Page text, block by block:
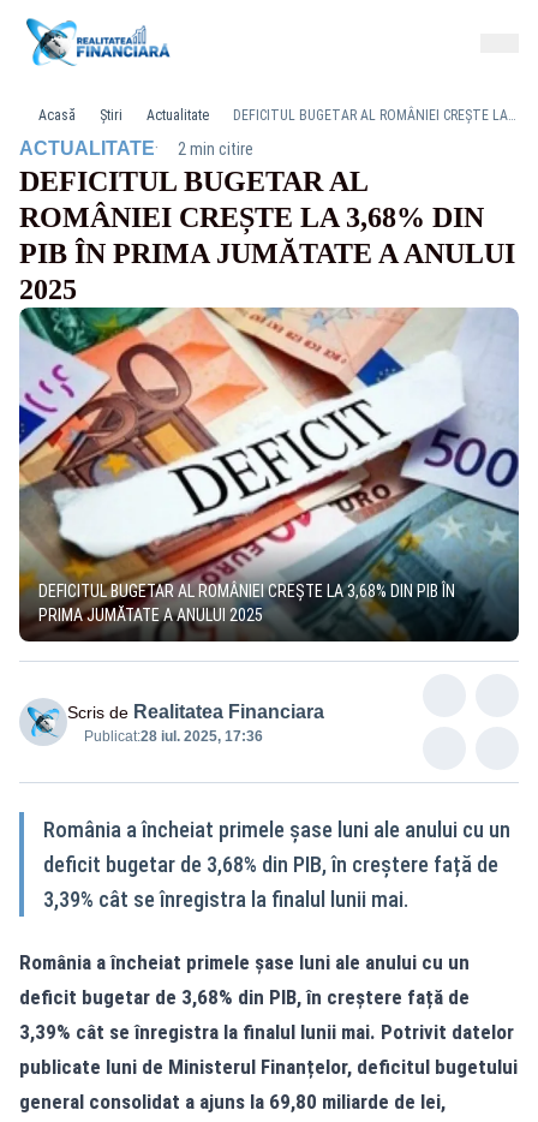
Acasă Știri Actualitate DEFICITUL BUGETAR AL ROMÂNIEI CREȘTE LA 3,68% DIN PIB ÎN PRIMA JUMĂTATE A ANULUI 2025
ACTUALITATE· 2 min citire
DEFICITUL BUGETAR AL
ROMÂNIEI CREȘTE LA 3,68% DIN
PIB ÎN PRIMA JUMĂTATE A ANULUI
2025
DEFICITUL BUGETAR AL ROMÂNIEI CREȘTE LA 3,68% DIN PIB ÎN
PRIMA JUMĂTATE A ANULUI 2025
Scris de Realitatea Financiara
Publicat:28 iul. 2025, 17:36
România a încheiat primele șase luni ale anului cu un
deficit bugetar de 3,68% din PIB, în creștere față de
3,39% cât se înregistra la finalul lunii mai.
România a încheiat primele șase luni ale anului cu un
deficit bugetar de 3,68% din PIB, în creștere față de
3,39% cât se înregistra la finalul lunii mai. Potrivit datelor
publicate luni de Ministerul Finanțelor, deficitul bugetului
general consolidat a ajuns la 69,80 miliarde de lei,